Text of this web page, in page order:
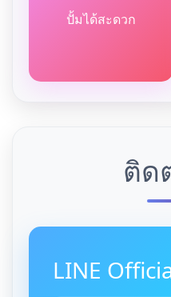
ปั้มได้สะดวก
ติด
LINE